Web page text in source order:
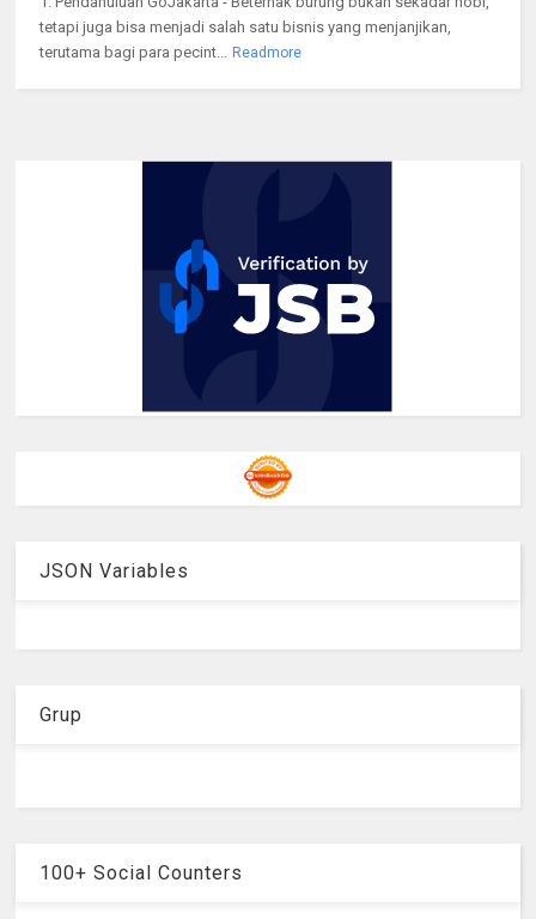
tetapi juga bisa menjadi salah satu bisnis yang menjanjikan,
terutama bagi para pecint...
Readmore
JSON Variables
Grup
100+ Social Counters